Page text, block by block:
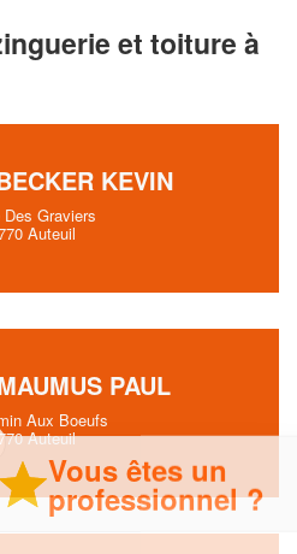
et toiture à
KEVIN
Des Graviers
Auteuil
PAUL
Aux Boeufs
Auteuil
êtes un
?